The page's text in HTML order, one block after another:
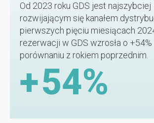
Od 2023 roku GDS jest najszybciej
rozwijającym się kanałem
pierwszych pięciu miesiącach
rezerwacji w GDS wzrosła o +54%
porównaniu z rokiem poprzednim.
+54%